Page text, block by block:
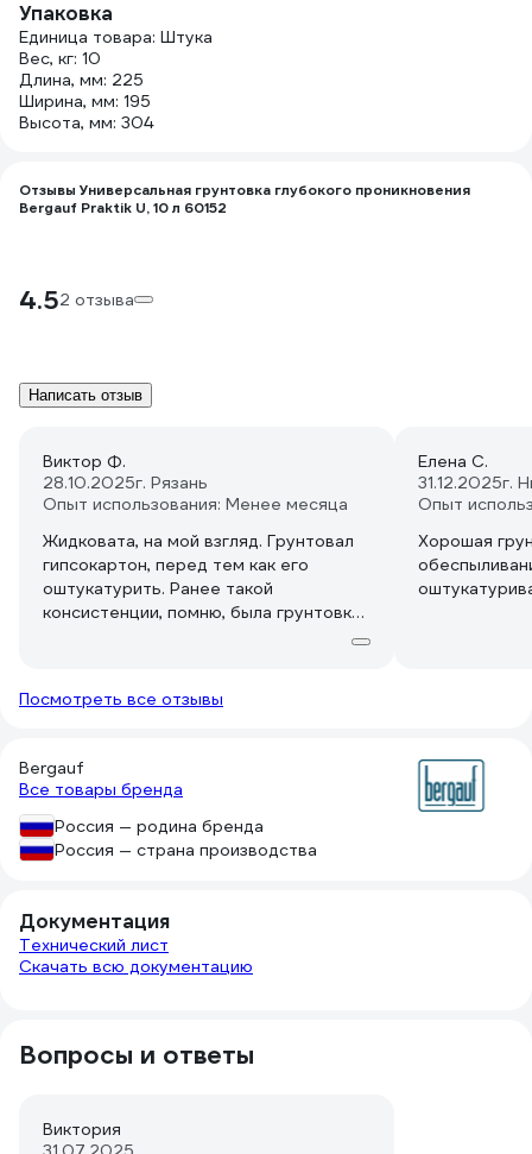
Упаковка
Единица товара: Штука
Вес, кг: 10
Длина, мм: 225
Ширина, мм: 195
Высота, мм: 304
Отзывы Универсальная грунтовка глубокого проникновения
Bergauf Praktik U, 10 л 60152
4.52 отзыва
Написать отзыв
Виктор Ф.
28.10.2025г. Рязань
Опыт использования: Менее месяца
Жидковата, на мой взгляд. Грунтовал
гипсокартон, перед тем как его
оштукатурить. Ранее такой
консистенции, помню, была грунтовка
Елена С.
31.12.2025г.
Опыт
Хорошая
Посмотреть все отзывы
Bergauf
Все товары бренда
Россия — родина бренда
Россия — страна производства
Документация
Технический лист
Скачать всю документацию
Вопросы и ответы
Виктория